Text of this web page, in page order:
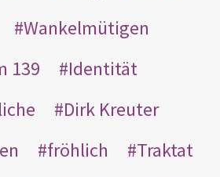
Wankelmütigen
139
Identität
Dirk Kreuter
fröhlich
Traktat